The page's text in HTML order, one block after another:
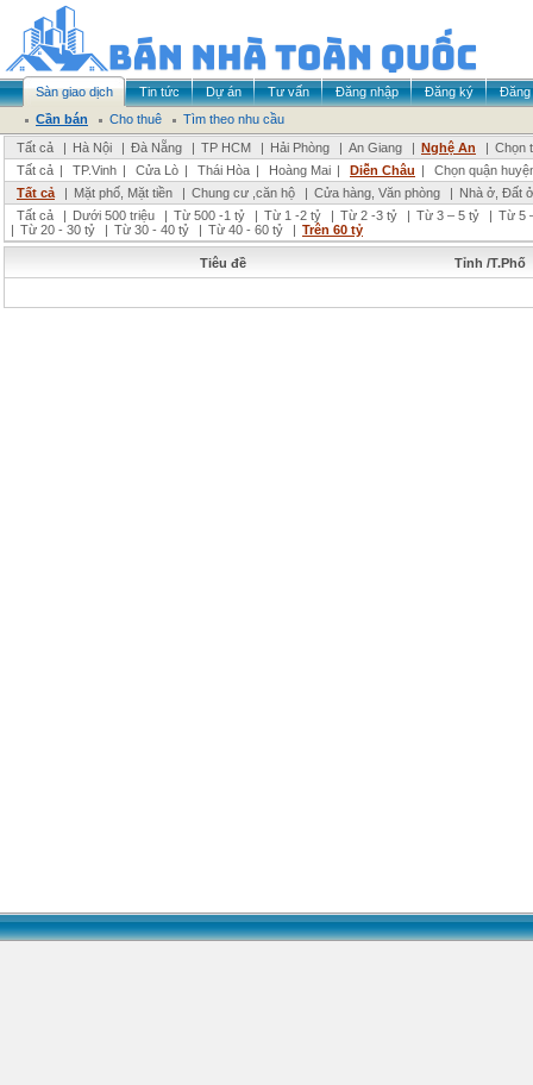
Sàn giao dịch Tin tức Dự án Tư vấn Đăng nhập Đăng ký
Đăng
Cần bán
Cho thuê
Tìm theo nhu cầu
Tất cả
| Hà Nội | Đà Nẵng | TP HCM | Hải Phòng | An Giang | Nghệ An | Chọn
Tất cả | TP.Vinh | Cửa Lò | Thái Hòa | Hoàng Mai | Diễn Châu |
Chọn quận
Tất cả
| Mặt phố, Mặt tiền | Chung cư ,căn hộ | Cửa hàng, Văn phòng | Nhà ở, Đất ở
Tất cả
| Dưới 500 triệu | Từ 500 -1 tỷ | Từ 1 -2 tỷ | Từ 2 -3 tỷ | Từ 3 – 5 tỷ | Từ 5
| Từ 20 - 30 tỷ | Từ 30 - 40 tỷ | Từ 40 - 60 tỷ | Trên 60 tỷ
Tiêu đề Tỉnh /T.Phố